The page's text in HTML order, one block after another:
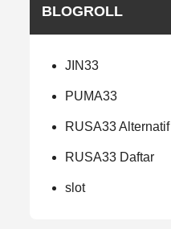
BLOGROLL
JIN33
PUMA33
RUSA33 Alternatif
RUSA33 Daftar
slot